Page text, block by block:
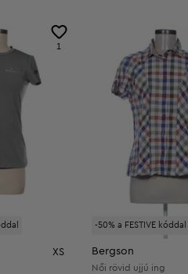
1
XS
-50% a FESTIVE kóddal
Bergson
Női rövid ujjú ing